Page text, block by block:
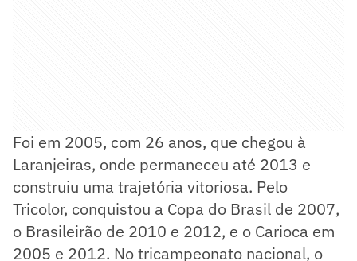
Foi em 2005, com 26 anos, que chegou à
Laranjeiras, onde permaneceu até 2013 e
construiu uma trajetória vitoriosa. Pelo
Tricolor, conquistou a Copa do Brasil de 2007,
o Brasileirão de 2010 e 2012, e o Carioca em
2005 e 2012. No tricampeonato nacional, o